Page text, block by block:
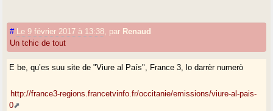
# Le 9 février 2017 à 13:38 par Renaud
Un tchic de tout
E be, qu’es suu site de "Viure al País", France 3, lo darrèr numerò
http://france3-regions.francetvinfo.fr/occitanie/emissions/viure-al-pais-
0